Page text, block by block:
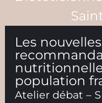
Les nouvelles
population
Atelier débat –